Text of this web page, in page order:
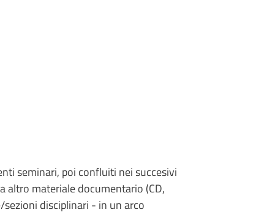
seminari, poi confluiti nei succesivi
altro materiale documentario (CD,
disciplinari - in un arco